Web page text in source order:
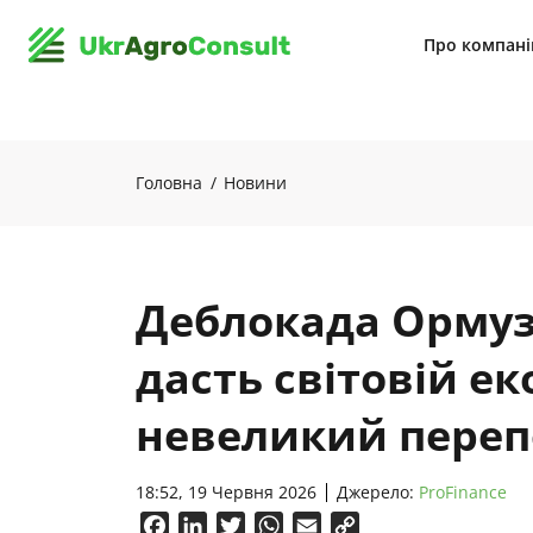
Про
Головна Новини
Деблокада
дасть світовій
невеликий
18:52, 19 Червня 2026 Джерело: ProFinance
FacebookLinkedInTwitterWhatsApp
Email